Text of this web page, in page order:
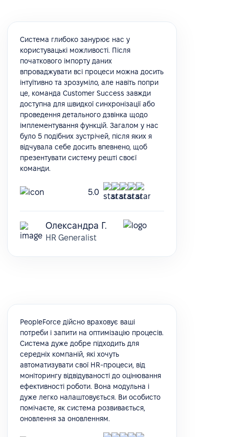
Система глибоко занурює нас у
користувацькі можливості. Після
початкового імпорту даних
впроваджувати всі процеси можна досить
інтуїтивно та зрозуміло, але навіть попри
це, команда Customer Success завжди
доступна для швидкої синхронізації або
проведення детального дзвінка щодо
імплементування функцій. Загалом у нас
було 5 подібних зустрічей, після яких я
відчувала себе досить впевнено, щоб
презентувати систему решті своєї
команди.
5.0
Олександра Г.
HR Generalist
PeopleForce дійсно враховує ваші
потреби і запити на оптимізацію процесів.
Система дуже добре підходить для
середніх компаній, які хочуть
автоматизувати свої HR-процеси, від
моніторингу відвідуваності до оцінювання
ефективності роботи. Вона модульна і
дуже легко налаштовується. Ви особисто
помічаєте, як система розвивається,
оновлення за оновленням.